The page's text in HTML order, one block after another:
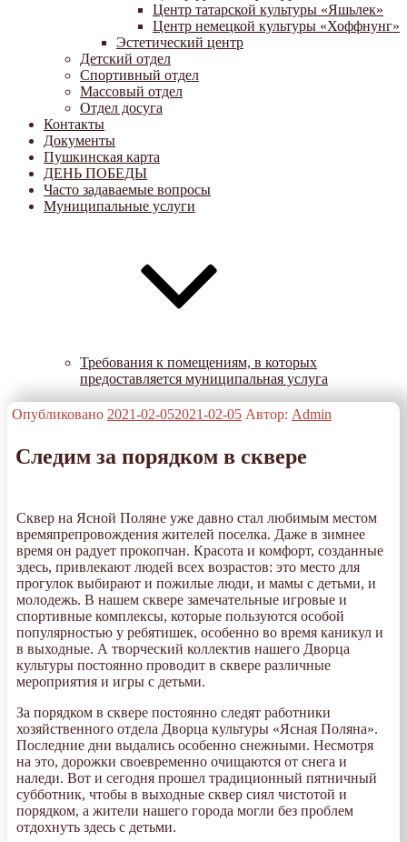
Центр татарской культуры «Яшьлек»
Центр немецкой культуры «Хоффнунг»
Эстетический центр
Детский отдел
Спортивный отдел
Массовый отдел
Отдел досуга
Контакты
Документы
Пушкинская карта
ДЕНЬ ПОБЕДЫ
Часто задаваемые вопросы
Муниципальные услуги
Требования к помещениям, в которых
предоставляется муниципальная услуга
Опубликовано 2021-02-052021-02-05 Автор: Admin
Следим за порядком в сквере
Сквер на Ясной Поляне уже давно стал любимым местом
времяпрепровождения жителей поселка. Даже в зимнее
время он радует прокопчан. Красота и комфорт, созданные
здесь, привлекают людей всех возрастов: это место для
прогулок выбирают и пожилые люди, и мамы с детьми, и
молодежь. В нашем сквере замечательные игровые и
спортивные комплексы, которые пользуются особой
популярностью у ребятишек, особенно во время каникул и
в выходные. А творческий коллектив нашего Дворца
культуры постоянно проводит в сквере различные
мероприятия и игры с детьми.
За порядком в сквере постоянно следят работники
хозяйственного отдела Дворца культуры «Ясная Поляна».
Последние дни выдались особенно снежными. Несмотря
на это, дорожки своевременно очищаются от снега и
наледи. Вот и сегодня прошел традиционный пятничный
субботник, чтобы в выходные сквер сиял чистотой и
порядком, а жители нашего города могли без проблем
отдохнуть здесь с детьми.